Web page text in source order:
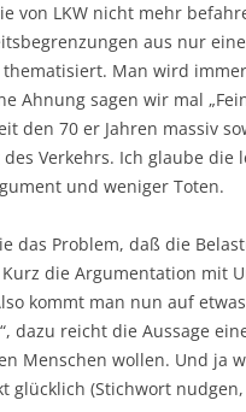
von LKW nicht mehr
aus nur
Man wird
Ahnung sagen wir mal
den 70 er Jahren massiv
Verkehrs. Ich glaube
und weniger Toten.
das Problem, daß die
die Argumentation mit
kommt man nun auf
dazu reicht die Aussage
Menschen wollen. Und ja
glücklich (Stichwort